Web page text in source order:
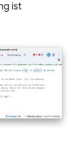
ist